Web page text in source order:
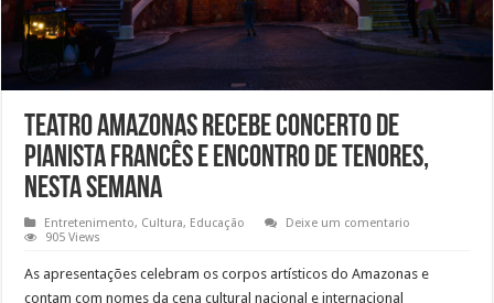
Teatro Amazonas recebe concerto de
pianista francês e encontro de tenores,
nesta semana
Entretenimento, Cultura, Educação
Deixe um comentario
905 Views
As apresentações celebram os corpos artísticos do Amazonas e
contam com nomes da cena cultural nacional e internacional